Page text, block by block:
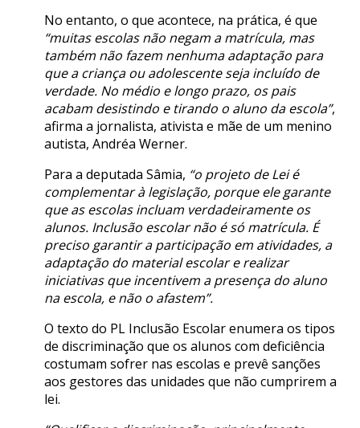
No entanto, o que acontece, na prática, é que
“muitas escolas não negam a matrícula, mas
também não fazem nenhuma adaptação para
que a criança ou adolescente seja incluído de
verdade. No médio e longo prazo, os pais
acabam desistindo e tirando o aluno da escola”,
afirma a jornalista, ativista e mãe de um menino
autista, Andréa Werner.
Para a deputada Sâmia, “o projeto de Lei é
complementar à legislação, porque ele garante
que as escolas incluam verdadeiramente os
alunos. Inclusão escolar não é só matrícula. É
preciso garantir a participação em atividades, a
adaptação do material escolar e realizar
iniciativas que incentivem a presença do aluno
na escola, e não o afastem”.
O texto do PL Inclusão Escolar enumera os tipos
de discriminação que os alunos com deficiência
costumam sofrer nas escolas e prevê sanções
aos gestores das unidades que não cumprirem a
lei.